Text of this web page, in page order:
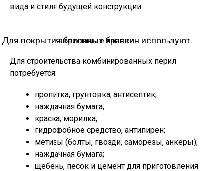
вида и стиля будущей конструкции.
Для покрытия бетонных балясин используют акриловые краски
Для строительства комбинированных перил
потребуется:
пропитка, грунтовка, антисептик;
наждачная бумага;
краска, морилка;
гидрофобное средство, антипирен;
метизы (болты, гвозди, саморезы, анкеры);
наждачная бумага;
щебень, песок и цемент для приготовления